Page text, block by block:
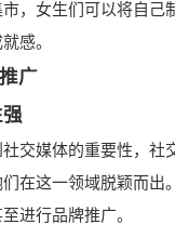
，女生们可以将自
感。
广
交媒体的重要性，
在这一领域脱颖而出
进行品牌推广。